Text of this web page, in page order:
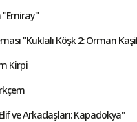
"Emiray"
"Kuklalı Köşk 2: Orman
Kirpi
ve Arkadaşları: Kapadokya"